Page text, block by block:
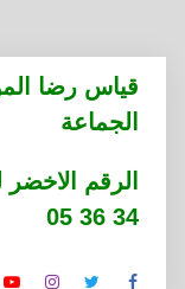
المحتوى
قياس رضا
الجماعة
34 36 05